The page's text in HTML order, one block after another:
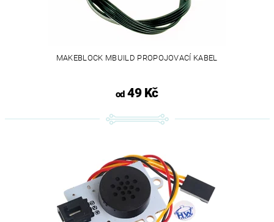
MAKEBLOCK MBUILD PROPOJOVACÍ KABEL
od49 Kč